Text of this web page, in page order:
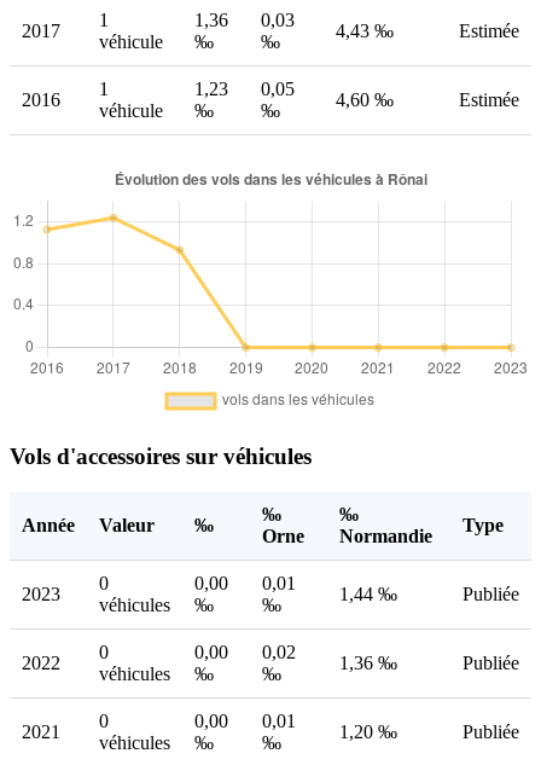
2017
1
véhicule
1,36
‰
0,03
‰
4,43 ‰ Estimée
2016
1
véhicule
1,23
‰
0,05
‰
4,60 ‰ Estimée
Vols d'accessoires sur véhicules
Année Valeur ‰
‰
Orne
‰
Normandie
Type
2023
0
véhicules
0,00
‰
0,01
‰
1,44 ‰ Publiée
2022
0
véhicules
0,00
‰
0,02
‰
1,36 ‰ Publiée
2021
0
véhicules
0,00
‰
0,01
‰
1,20 ‰ Publiée